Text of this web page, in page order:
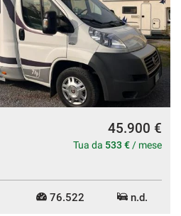
45.900 €
Tua da 533 € / mese
76.522 n.d.